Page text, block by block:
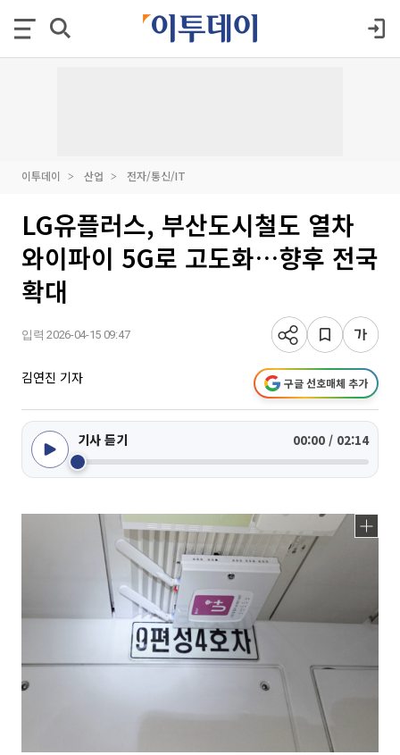
이투데이 산업 전자/통신/IT
LG유플러스, 부산도시철도 열차
와이파이 5G로 고도화…향후 전국
확대
입력 2026-04-15 09:47
김연진 기자 구글 선호매체 추가
기사 듣기 00:00 / 02:14